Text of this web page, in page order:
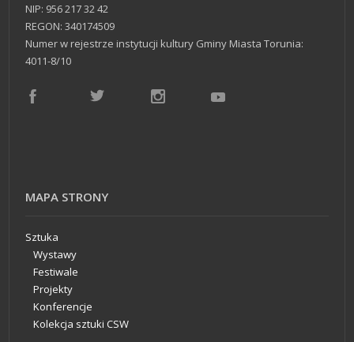
NIP: 956 217 32 42
REGON: 340174509
Numer w rejestrze instytucji kultury Gminy Miasta Torunia:
4011-8/10
MAPA STRONY
Sztuka
Wystawy
Festiwale
Projekty
Konferencje
Kolekcja sztuki CSW